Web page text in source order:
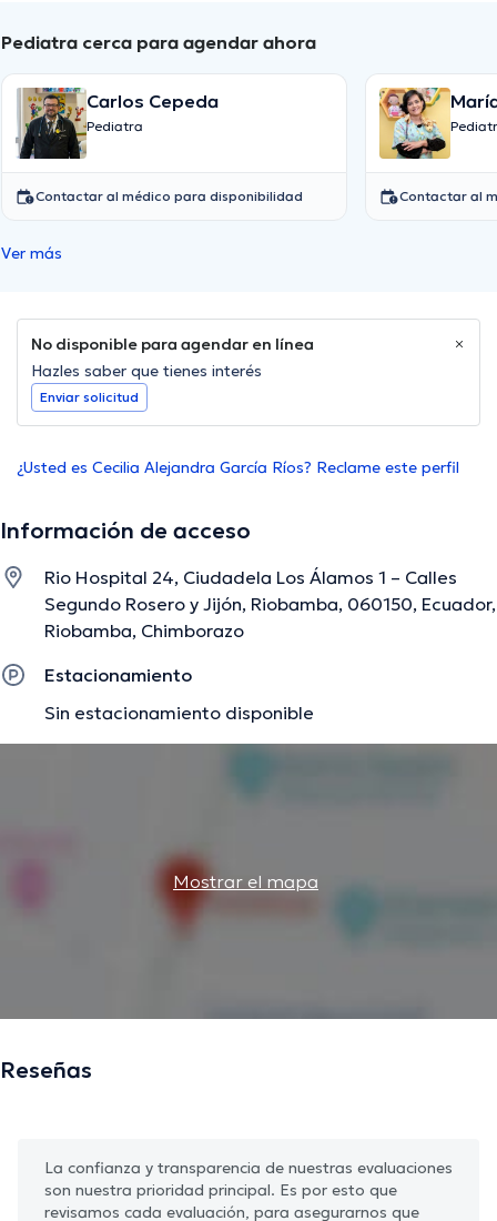
Pediatra cerca para agendar ahora
Carlos Cepeda
Pediatra
Contactar al médico para disponibilidad Contactar al
Ver más
No disponible para agendar en línea
Hazles saber que tienes interés
Enviar solicitud
¿Usted es Cecilia Alejandra García Ríos? Reclame este perfil
Información de acceso
Rio Hospital 24, Ciudadela Los Álamos 1 – Calles
Segundo Rosero y Jijón, Riobamba, 060150, Ecuador,
Riobamba, Chimborazo
Estacionamiento
Sin estacionamiento disponible
Mostrar el mapa
Reseñas
La confianza y transparencia de nuestras evaluaciones
son nuestra prioridad principal. Es por esto que
revisamos cada evaluación, para asegurarnos que